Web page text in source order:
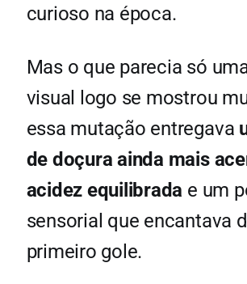
curioso na época.
Mas o que parecia só
visual logo se mostrou
essa mutação entregava
de doçura ainda mais
acidez equilibrada e um
sensorial que encantava
primeiro gole.